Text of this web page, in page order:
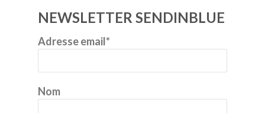
NEWSLETTER SENDINBLUE
Adresse email*
Nom